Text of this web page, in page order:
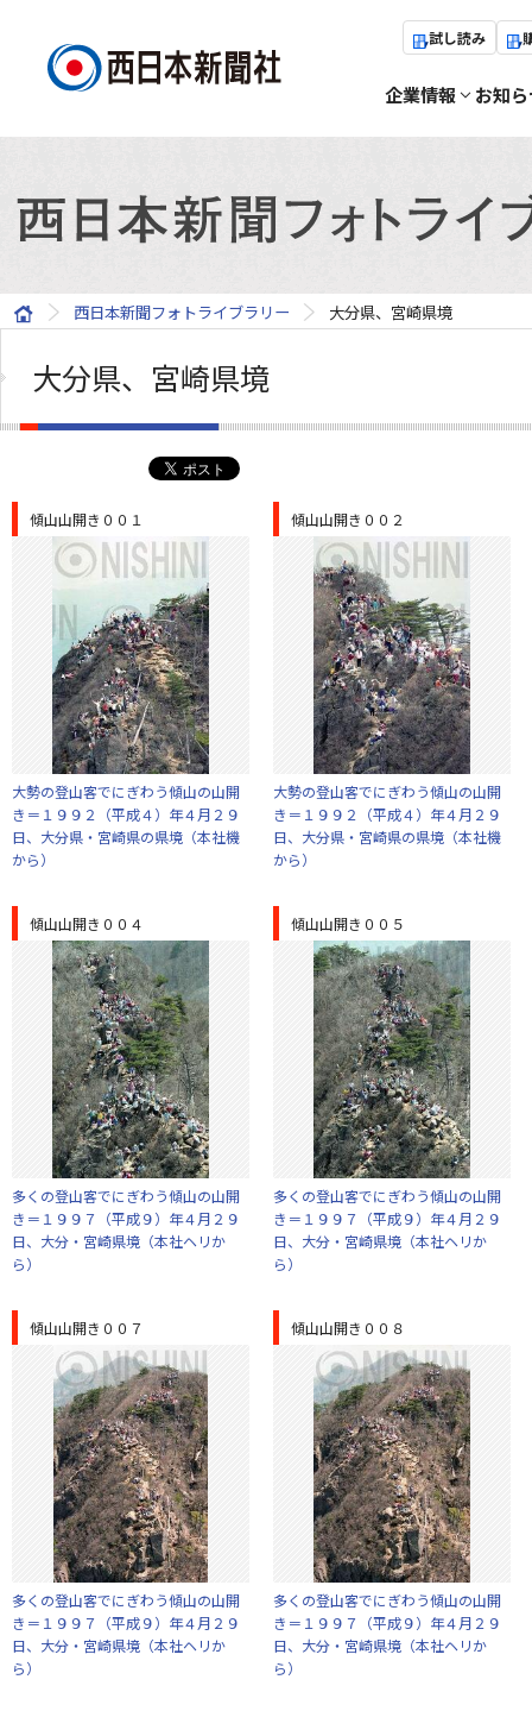
試し読み
企業情報 お知
西日本新聞フォトライブラリー 大分県、宮崎県境
大分県、宮崎県境
傾山山開き００１
大勢の登山客でにぎわう傾山の山開
き＝１９９２（平成４）年４月２９
日、大分県・宮崎県の県境（本社機
から）
傾山山開き００２
大勢の登山客でにぎわう傾山の山開
き＝１９９２（平成４）年４月２９
日、大分県・宮崎県の県境（本社機
から）
傾山山開き００４
多くの登山客でにぎわう傾山の山開
き＝１９９７（平成９）年４月２９
日、大分・宮崎県境（本社ヘリか
ら）
傾山山開き００５
多くの登山客でにぎわう傾山の山開
き＝１９９７（平成９）年４月２９
日、大分・宮崎県境（本社ヘリか
ら）
傾山山開き００７
多くの登山客でにぎわう傾山の山開
き＝１９９７（平成９）年４月２９
日、大分・宮崎県境（本社ヘリか
ら）
傾山山開き００８
多くの登山客でにぎわう傾山の山開
き＝１９９７（平成９）年４月２９
日、大分・宮崎県境（本社ヘリか
ら）